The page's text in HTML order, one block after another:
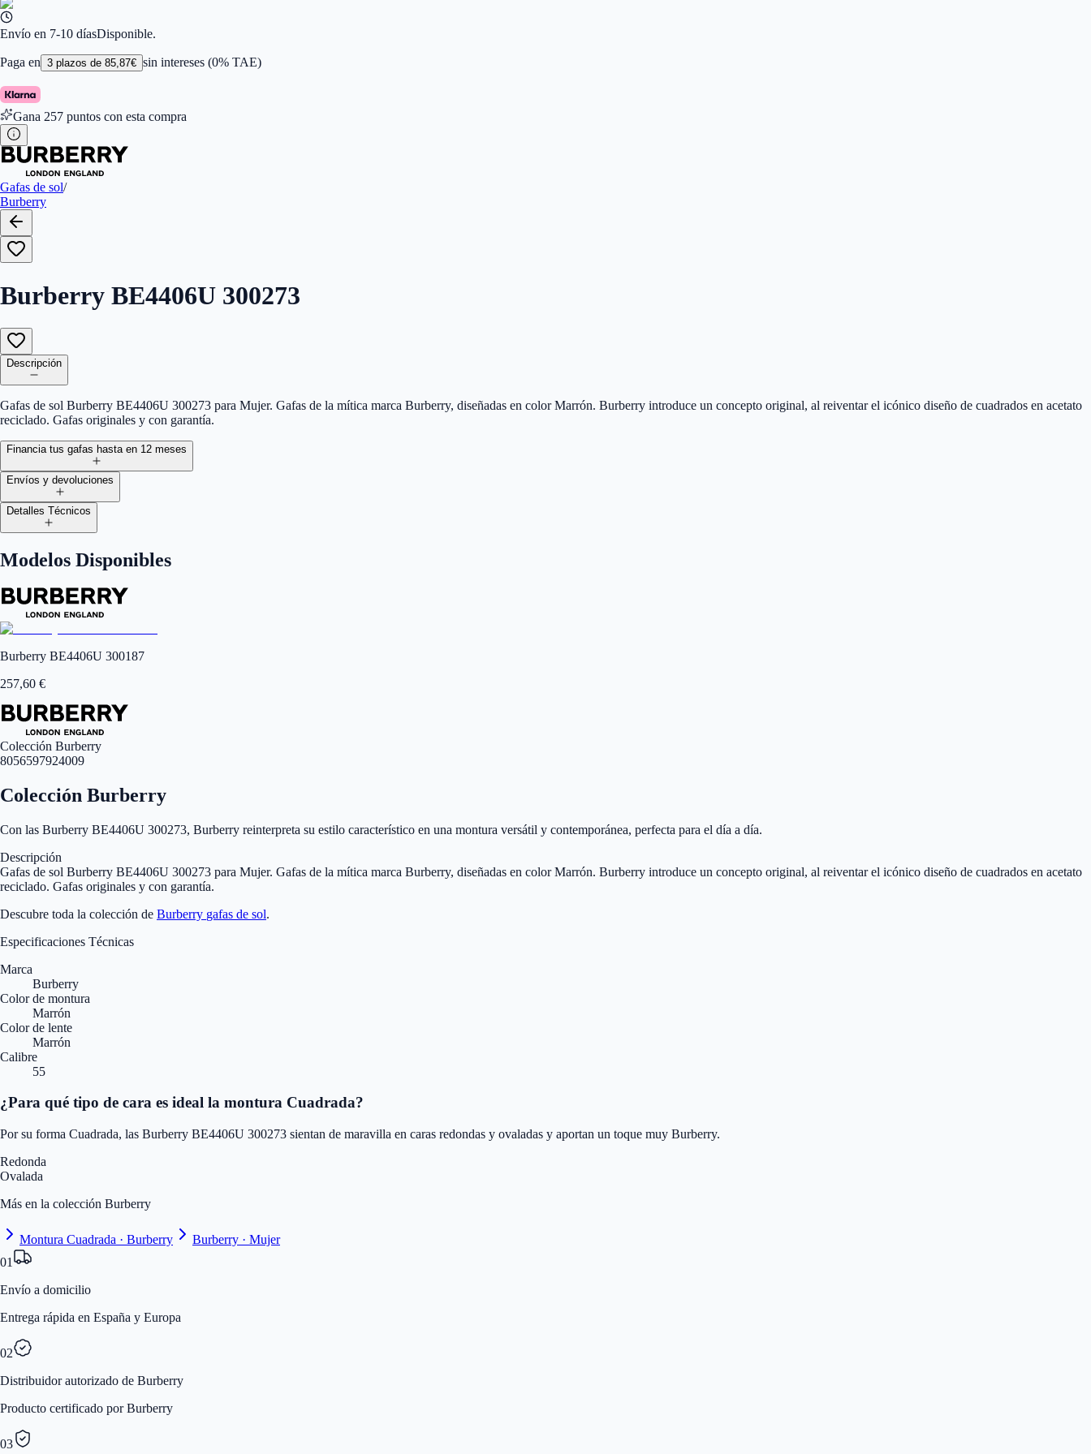
Color de Lentes:Marrón
Forma:Cuadrada
Género:Mujer
Largo de la Varilla (mm)
Marca
Tipo de Cristales: Normales
Envío en 7-10 díasDisponible.
Paga en 3 plazos de 85,87€ sin intereses (0% TAE)
Gana 257 puntos con esta compra
Gafas de sol/
Burberry
Burberry BE4406U 300273
Descripción
Gafas de sol Burberry BE4406U 300273 para Mujer. Gafas de la mítica marca Burberry, diseñadas en color Marrón. Burberry introduce un concepto original, al reiventar el icónico diseño de cuadrados en acetato
reciclado. Gafas originales y con garantía.
Financia tus gafas hasta en 12 meses
Envíos y devoluciones
Detalles Técnicos
Modelos Disponibles
Burberry BE4406U 300187
257,60 €
Colección Burberry
8056597924009
Colección Burberry
Con las Burberry BE4406U 300273, Burberry reinterpreta su estilo característico en una montura versátil y contemporánea, perfecta para el día a día.
Descripción
Gafas de sol Burberry BE4406U 300273 para Mujer. Gafas de la mítica marca Burberry, diseñadas en color Marrón. Burberry introduce un concepto original, al reiventar el icónico diseño de cuadrados en acetato
reciclado. Gafas originales y con garantía.
Descubre toda la colección de Burberry gafas de sol.
Especificaciones Técnicas
Marca
Burberry
Color de montura
Marrón
Color de lente
Marrón
Calibre
55
¿Para qué tipo de cara es ideal la montura Cuadrada?
Por su forma Cuadrada, las Burberry BE4406U 300273 sientan de maravilla en caras redondas y ovaladas y aportan un toque muy Burberry.
Redonda
Ovalada
Más en la colección Burberry
Montura Cuadrada · Burberry
Burberry · Mujer
01
Envío a domicilio
Entrega rápida en España y Europa
02
Distribuidor autorizado de Burberry
Producto certificado por Burberry
03